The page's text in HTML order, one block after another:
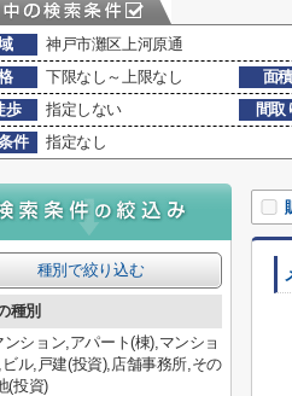
神戸市灘区上河原通
下限なし～上限なし 面積
歩
指定しない 間取
件
指定なし
種別で絞り込む
種別
ンション,アパート(棟),マンショ
ビル,戸建(投資),店舗事務所,その
(投資)